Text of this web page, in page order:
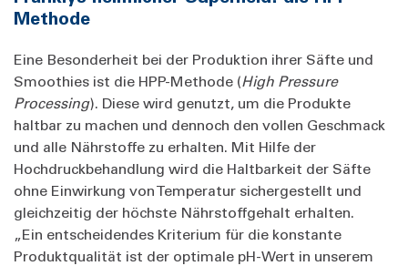
Methode
Eine Besonderheit bei der Produktion ihrer Säfte und
Smoothies ist die HPP-Methode (High Pressure
Processing). Diese wird genutzt, um die Produkte
haltbar zu machen und dennoch den vollen Geschmack
und alle Nährstoffe zu erhalten. Mit Hilfe der
Hochdruckbehandlung wird die Haltbarkeit der Säfte
ohne Einwirkung von Temperatur sichergestellt und
gleichzeitig der höchste Nährstoffgehalt erhalten.
„Ein entscheidendes Kriterium für die konstante
Produktqualität ist der optimale pH-Wert in unserem